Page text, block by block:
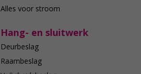
Alles voor stroom
Hang- en sluitwerk
Deurbeslag
Raambeslag